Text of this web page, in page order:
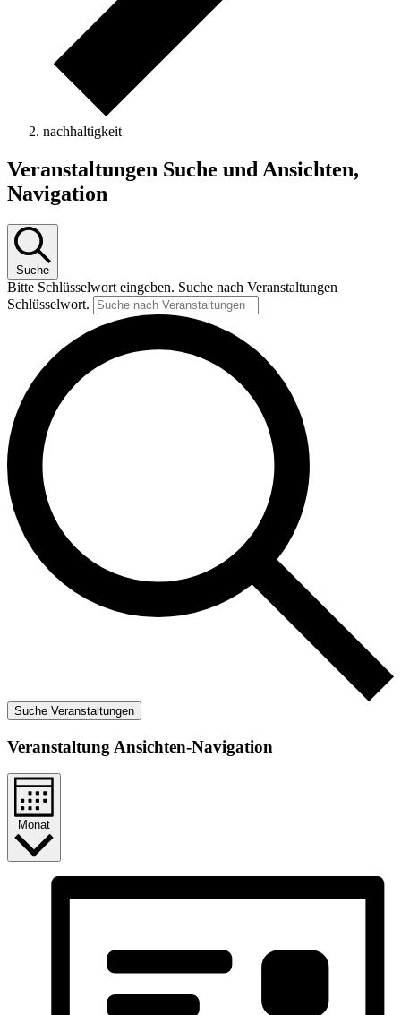
nachhaltigkeit
Veranstaltungen Suche und Ansichten,
Navigation
Suche
Bitte Schlüsselwort eingeben. Suche nach Veranstaltungen
Schlüsselwort.
Suche Veranstaltungen
Veranstaltung Ansichten-Navigation
Monat